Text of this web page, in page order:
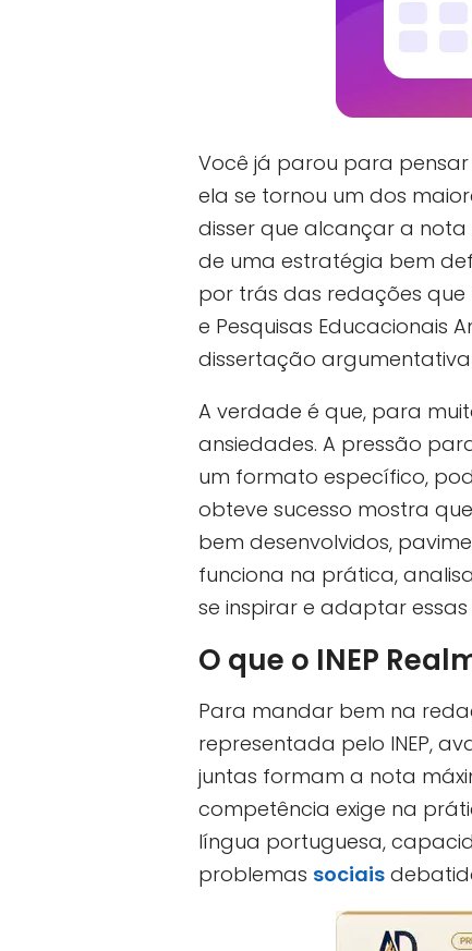
Você já parou para
ela se tornou um dos
disser que alcançar a nota
de uma estratégia bem
por trás das redações que
e Pesquisas Educacionais
dissertação
A verdade é que, para
ansiedades. A pressão
um formato específico,
obteve sucesso mostra
bem desenvolvidos,
funciona na prática,
se inspirar e adaptar
O que o INEP
Para mandar bem na
representada pelo INEP,
juntas formam a nota
competência exige na
língua portuguesa,
problemas sociais